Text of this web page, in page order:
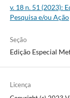
v. 18 n. 51 (2023):
Pesquisa e/ou Ação
Seção
Edição Especial
Licença